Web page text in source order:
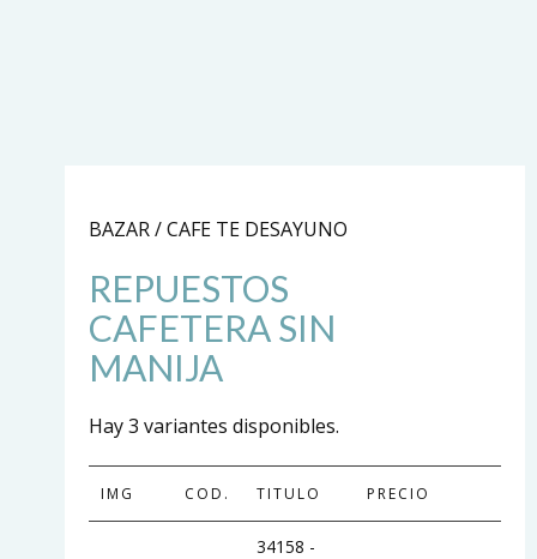
BAZAR / CAFE TE DESAYUNO
REPUESTOS
CAFETERA SIN
MANIJA
Hay 3 variantes disponibles.
IMG COD. TITULO PRECIO
34158 -